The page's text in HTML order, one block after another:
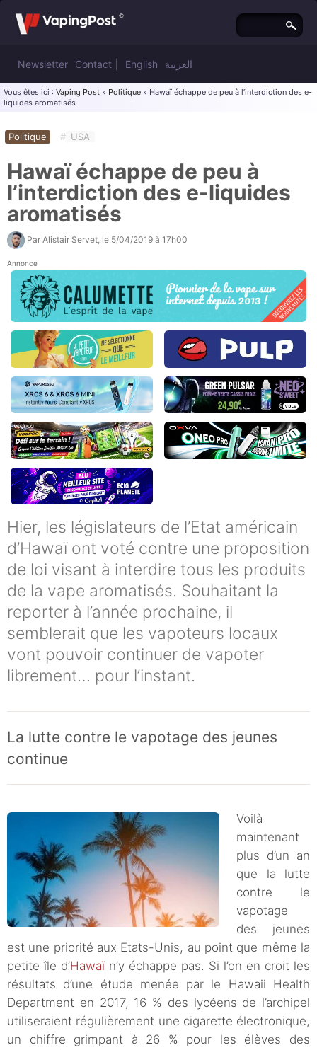
Newsletter Contact English العربية
Vous êtes ici : Vaping Post » Politique » Hawaï échappe de peu à l’interdiction des e-
liquides aromatisés
Politique # USA
Hawaï échappe de peu à
l’interdiction des e-liquides
aromatisés
Par Alistair Servet , le 5/04/2019 à 17h00
Annonce
Hier, les législateurs de l’Etat américain
d’Hawaï ont voté contre une proposition
de loi visant à interdire tous les produits
de la vape aromatisés. Souhaitant la
reporter à l’année prochaine, il
semblerait que les vapoteurs locaux
vont pouvoir continuer de vapoter
librement… pour l’instant.
La lutte contre le vapotage des jeunes
continue
Voilà
maintenant
plus d’un an
que la lutte
contre le
vapotage
des jeunes
est une priorité aux Etats-Unis, au point que même la
petite île d’Hawaïn’y échappe pas. Si l’on en croit les
résultats d’une étude menée par le Hawaii Health
Department en 2017, 16 % des lycéens de l’archipel
utiliseraient régulièrement une cigarette électronique,
un chiffre grimpant à 26 % pour les élèves des